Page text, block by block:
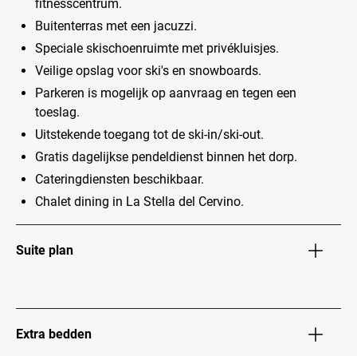
fitnesscentrum.
Buitenterras met een jacuzzi.
Speciale skischoenruimte met privékluisjes.
Veilige opslag voor ski's en snowboards.
Parkeren is mogelijk op aanvraag en tegen een
toeslag.
Uitstekende toegang tot de ski-in/ski-out.
Gratis dagelijkse pendeldienst binnen het dorp.
Cateringdiensten beschikbaar.
Chalet dining in La Stella del Cervino.
Suite plan
Extra bedden